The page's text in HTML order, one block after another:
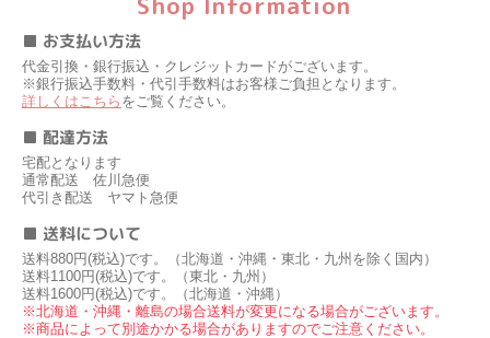
■ お支払い方法
代金引換・銀行振込・クレジットカードがございます。
※銀行振込手数料・代引手数料はお客様ご負担となります。
詳しくはこちら をご覧ください。
■ 配達方法
宅配となります
通常配送 佐川急便
代引き配送 ヤマト急便
■ 送料について
送料880円(税込)です。（北海道・沖縄・東北・九州を除く国内）
送料1100円(税込)です。（東北・九州）
送料1600円(税込)です。（北海道・沖縄）
※北海道・沖縄・離島の場合送料が変更になる場合がございます。
※商品によって別途かかる場合がありますのでご注意ください。